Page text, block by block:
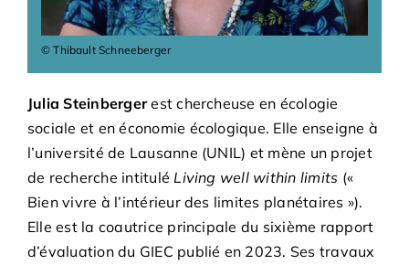
© Thibault Schneeberger
Julia Steinbergerest chercheuse en écologie
sociale et en économie écologique. Elle enseigne à
l’université de Lausanne (UNIL) et mène un projet
de recherche intitulé Living well within limits («
Bien vivre à l’intérieur des limites planétaires »).
Elle est la coautrice principale du sixième rapport
d’évaluation du GIEC publié en 2023. Ses travaux